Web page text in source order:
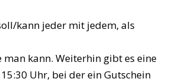
kann jeder mit jedem, als
man kann. Weiterhin gibt es eine
Uhr, bei der ein Gutschein